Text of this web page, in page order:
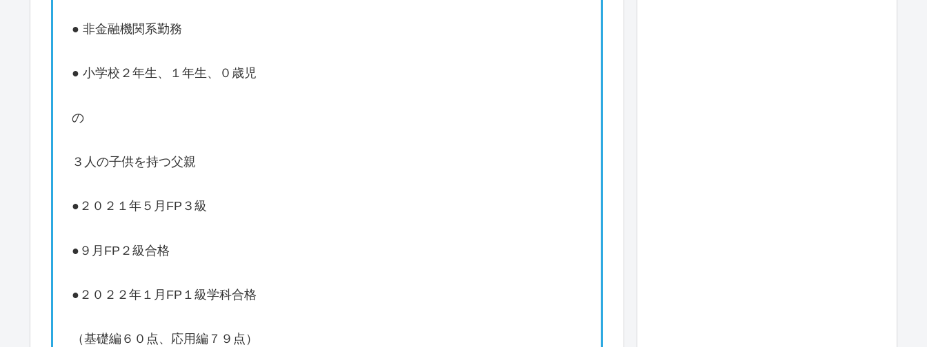
● 非金融機関系勤務
● 小学校２年生、１年生、０歳児
の
３人の子供を持つ父親
●２０２１年５月FP３級
●９月FP２級合格
●２０２２年１月FP１級学科合格
（基礎編６０点、応用編７９点）